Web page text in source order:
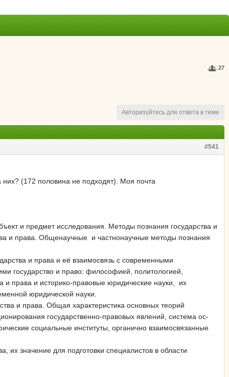
27
Авторизуйтесь для ответа в теме
#541
(172 половина не подходят). Моя почта
и предмет исследования. Методы познания государства и
и права. Общенаучные и частнонаучные методы познания
и права и её взаимосвязь с современными
государство и право: философией, политологией,
и права и историко-правовые юридические науки, их
юридической науки.
и права. Общая характеристика основных теорий
государственно-правовых явлений, система ос­
социальные инсти­туты, органично взаимосвязанные
их значение для подготовки специалистов в области